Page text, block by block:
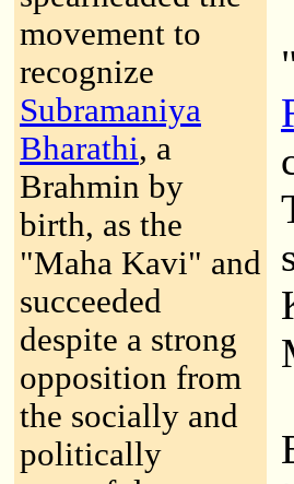
movement to
recognize
Subramaniya
Bharathi, a
Brahmin by
birth, as the
"Maha Kavi" and
succeeded
despite a strong
opposition from
the socially and
politically